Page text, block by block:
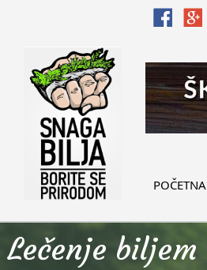
POČETNA
Lečenje biljem